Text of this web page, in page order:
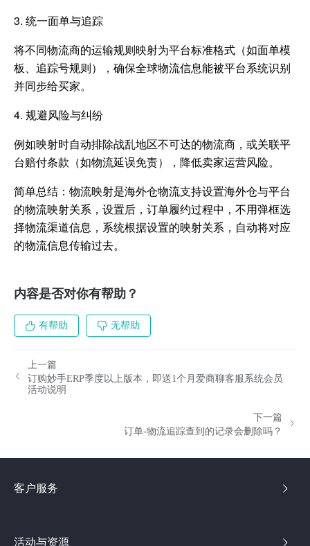
3. 统一面单与追踪
将不同物流商的运输规则映射为平台标准格式（如面单模
板、追踪号规则），确保全球物流信息能被平台系统识别
并同步给买家。
4. 规避风险与纠纷
例如映射时自动排除战乱地区不可达的物流商，或关联平
台赔付条款（如物流延误免责），降低卖家运营风险。
简单总结：物流映射是海外仓物流支持设置海外仓与平台
的物流映射关系，设置后，订单履约过程中，不用弹框选
择物流渠道信息，系统根据设置的映射关系，自动将对应
的物流信息传输过去。
内容是否对你有帮助？
有帮助 无帮助
上一篇
订购妙手ERP季度以上版本，即送1个月爱商聊客服系统会员
活动说明
下一篇
订单-物流追踪查到的记录会删除吗？
客户服务
活动与资源